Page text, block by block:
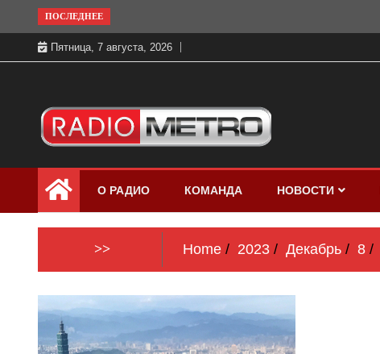
to
content
ПОСЛЕДНЕЕ
Пятница, 7 августа, 2026
Радио МЕТРО
бесплатно в хорошем качестве Санкт-
Петербург и Россия
О РАДИО КОМАНДА НОВОСТИ
>> Home 2023 Декабрь 8